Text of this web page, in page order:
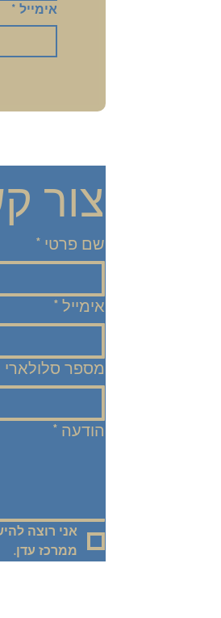
אימייל *
צור
שם פרטי *
אימייל *
מספר סלולארי
הודעה *
ממרכז עדן.